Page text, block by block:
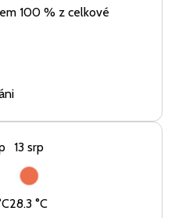
100 % z celkové
13 srp
28.3 °C